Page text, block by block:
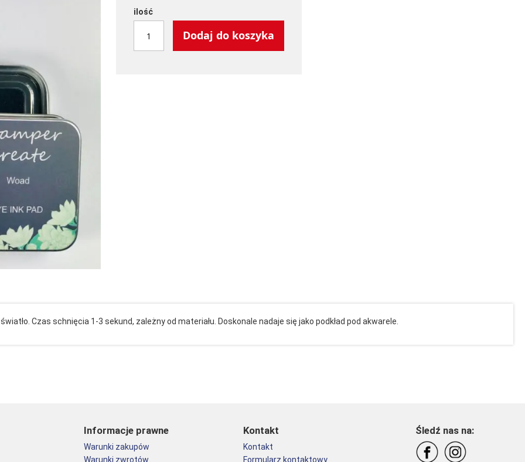
ilość
Dodaj do koszyka
Czas schnięcia 1-3 sekund, zależny od materiału. Doskonale nadaje się jako podkład pod akwarele.
Informacje prawne
Warunki zakupów
Warunki zwrotów
Kontakt
Kontakt
Formularz kontaktowy
Śledź nas na: